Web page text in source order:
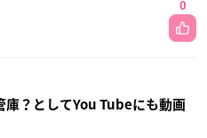
0
庫？としてYou Tubeにも動画